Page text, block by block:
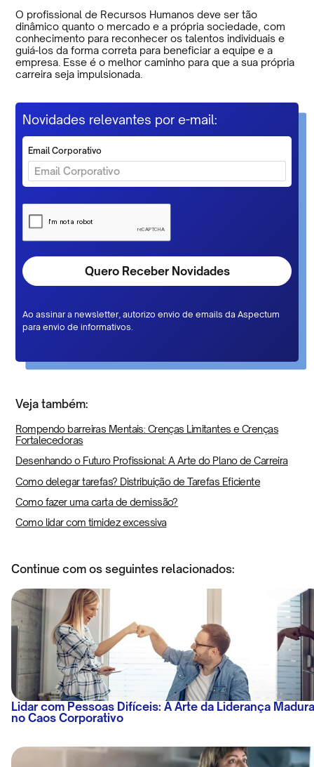
O profissional de Recursos Humanos deve ser tão
dinâmico quanto o mercado e a própria sociedade, com
conhecimento para reconhecer os talentos individuais e
guiá-los da forma correta para beneficiar a equipe e a
empresa. Esse é o melhor caminho para que a sua própria
carreira seja impulsionada.
Novidades relevantes por e-mail:
Email Corporativo
Ao assinar a newsletter, autorizo envio de emails da Aspectum
para envio de informativos.
Veja também:
Rompendo barreiras Mentais: Crenças Limitantes e Crenças
Fortalecedoras
Desenhando o Futuro Profissional: A Arte do Plano de Carreira
Como delegar tarefas? Distribuição de Tarefas Eficiente
Como fazer uma carta de demissão?
Como lidar com timidez excessiva
Continue com os seguintes relacionados:
Lidar com Pessoas Difíceis: A Arte da Liderança Madura
no Caos Corporativo